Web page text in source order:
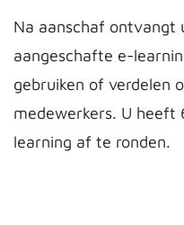
Na aanschaf ontvangt
aangeschafte e-
gebruiken of verdelen
medewerkers. U heeft
learning af te ronden.